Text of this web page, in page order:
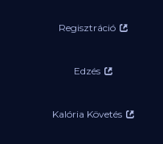
Regisztráció
Edzés
Kalória Követés